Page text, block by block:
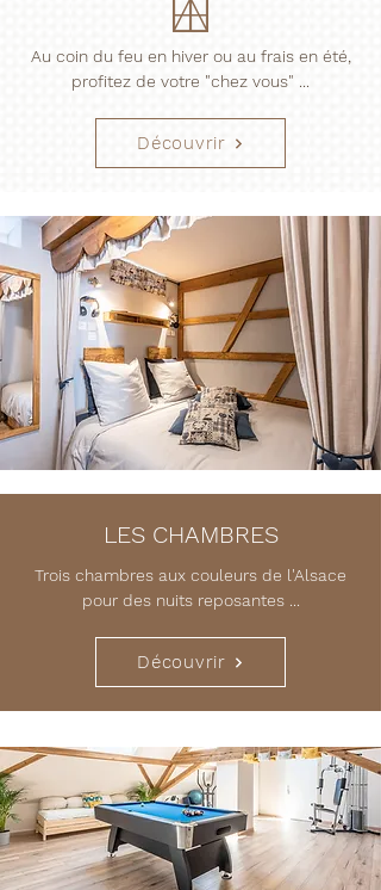
Au coin du feu en hiver ou au frais en été,
profitez de votre "chez vous" ...
Découvrir
LES CHAMBRES
Trois chambres aux couleurs de l'Alsace
pour des nuits reposantes ...
Découvrir